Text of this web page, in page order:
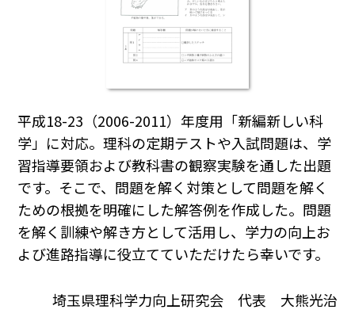
平成18-23（2006-2011）年度用「新編新しい科
学」に対応。理科の定期テストや入試問題は、学
習指導要領および教科書の観察実験を通した出題
です。そこで、問題を解く対策として問題を解く
ための根拠を明確にした解答例を作成した。問題
を解く訓練や解き方として活用し、学力の向上お
よび進路指導に役立てていただけたら幸いです。
埼玉県理科学力向上研究会 代表 大熊光治